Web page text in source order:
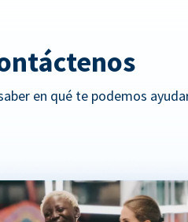
en qué te podemos